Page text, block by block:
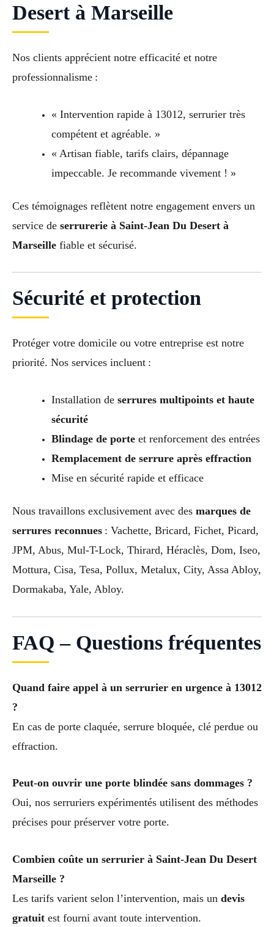
Desert à Marseille
Nos clients apprécient notre efficacité et notre
professionnalisme :
« Intervention rapide à 13012, serrurier très
compétent et agréable. »
« Artisan fiable, tarifs clairs, dépannage
impeccable. Je recommande vivement ! »
Ces témoignages reflètent notre engagement envers un
service de serrurerie à Saint-Jean Du Desert à
Marseille fiable et sécurisé.
Sécurité et protection
Protéger votre domicile ou votre entreprise est notre
priorité. Nos services incluent :
Installation de serrures multipoints et haute
sécurité
Blindage de porteet renforcement des entrées
Remplacement de serrure après effraction
Mise en sécurité rapide et efficace
Nous travaillons exclusivement avec des marques de
serrures reconnues : Vachette, Bricard, Fichet, Picard,
JPM, Abus, Mul-T-Lock, Thirard, Héraclès, Dom, Iseo,
Mottura, Cisa, Tesa, Pollux, Metalux, City, Assa Abloy,
Dormakaba, Yale, Abloy.
FAQ – Questions fréquentes
Quand faire appel à un serrurier en urgence à 13012
?
En cas de porte claquée, serrure bloquée, clé perdue ou
effraction.
Peut-on ouvrir une porte blindée sans dommages ?
Oui, nos serruriers expérimentés utilisent des méthodes
précises pour préserver votre porte.
Combien coûte un serrurier à Saint-Jean Du Desert
Marseille ?
Les tarifs varient selon l’intervention, mais un devis
gratuit est fourni avant toute intervention.